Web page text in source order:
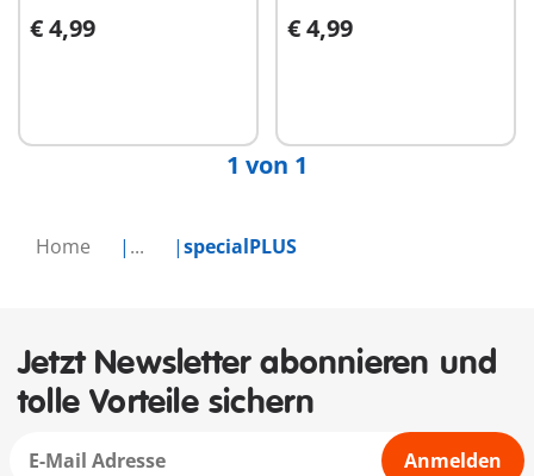
Home ... specialPLUS
€ 4,99
In den Warenkorb € 4,99
In den Warenkorb
1 von 1
Jetzt Newsletter abonnieren und
tolle Vorteile sichern
Anmelden